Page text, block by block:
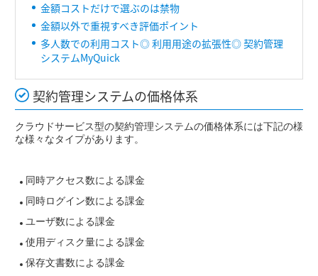
金額コストだけで選ぶのは禁物
金額以外で重視すべき評価ポイント
多人数での利用コスト◎ 利用用途の拡張性◎ 契約管理
システムMyQuick
契約管理システムの価格体系
クラウドサービス型の契約管理システムの価格体系には下記の様
な様々なタイプがあります。
同時アクセス数による課金
同時ログイン数による課金
ユーザ数による課金
使用ディスク量による課金
保存文書数による課金